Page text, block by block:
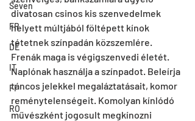
Seven
FR
DE
IT
FI
RO
divatosan csinos kis szenvedelmek
helyett múltjából föltépett kínok
tétetnek színpadán közszemlére.
Frenák maga is végigszenvedi életét.
Naplónak használja a színpadot. Beleírja
táncos jelekkel megaláztatásait, komor
reménytelenségeit. Komolyan kínlódó
művészként jogosult megkínozni